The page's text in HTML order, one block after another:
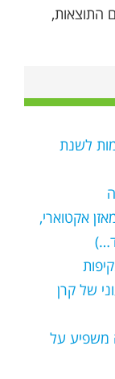
כי פרסום התוצאות,
לשנת
אקטוארי,
של קרן
משפיע על